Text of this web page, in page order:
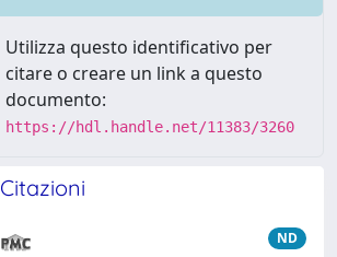
Utilizza questo identificativo per
citare o creare un link a questo
documento:
https://hdl.handle.net/11383/3260
Citazioni
ND